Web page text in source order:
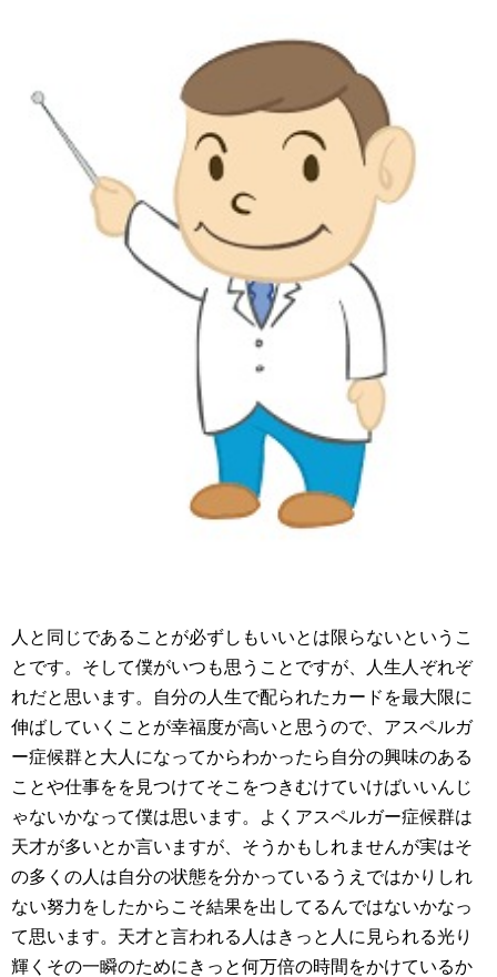
人と同じであることが必ずしもいいとは限らないというこ
とです。そして僕がいつも思うことですが、人生人ぞれぞ
れだと思います。自分の人生で配られたカードを最大限に
伸ばしていくことが幸福度が高いと思うので、アスペルガ
ー症候群と大人になってからわかったら自分の興味のある
ことや仕事をを見つけてそこをつきむけていけばいいんじ
ゃないかなって僕は思います。よくアスペルガー症候群は
天才が多いとか言いますが、そうかもしれませんが実はそ
の多くの人は自分の状態を分かっているうえではかりしれ
ない努力をしたからこそ結果を出してるんではないかなっ
て思います。天才と言われる人はきっと人に見られる光り
輝くその一瞬のためにきっと何万倍の時間をかけているか